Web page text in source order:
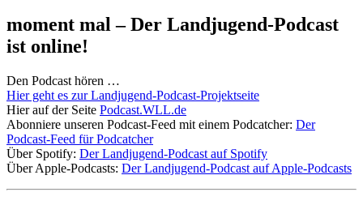
moment mal – Der Landjugend-Podcast
ist online!
Den Podcast hören …
Hier geht es zur Landjugend-Podcast-Projektseite
Hier auf der Seite Podcast.WLL.de
Abonniere unseren Podcast-Feed mit einem Podcatcher: Der
Podcast-Feed für Podcatcher
Über Spotify: Der Landjugend-Podcast auf Spotify
Über Apple-Podcasts: Der Landjugend-Podcast auf Apple-Podcasts